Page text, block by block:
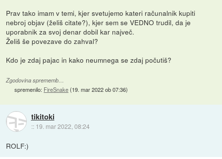
Prav tako imam v temi, kjer svetujemo kateri računalnik kupiti
nebroj objav (želiš citate?), kjer sem se VEDNO trudil, da je
uporabnik za svoj denar dobil kar največ.
Želiš še povezave do zahval?
Kdo je zdaj pajac in kako neumnega se zdaj počutiš?
Zgodovina sprememb…
spremenilo: FireSnake(19. mar 2022 ob 07:36)
tikitoki
:: 19. mar 2022, 08:24
ROLF:)